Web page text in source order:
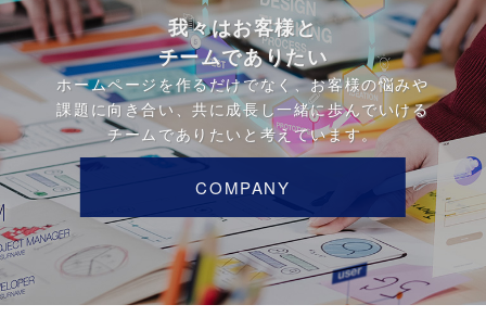
我々はお客様と
チームでありたい
ホームページを作るだけでなく、お客様の悩みや
課題に向き合い、共に成長し一緒に歩んでいける
チームでありたいと考えています。
COMPANY